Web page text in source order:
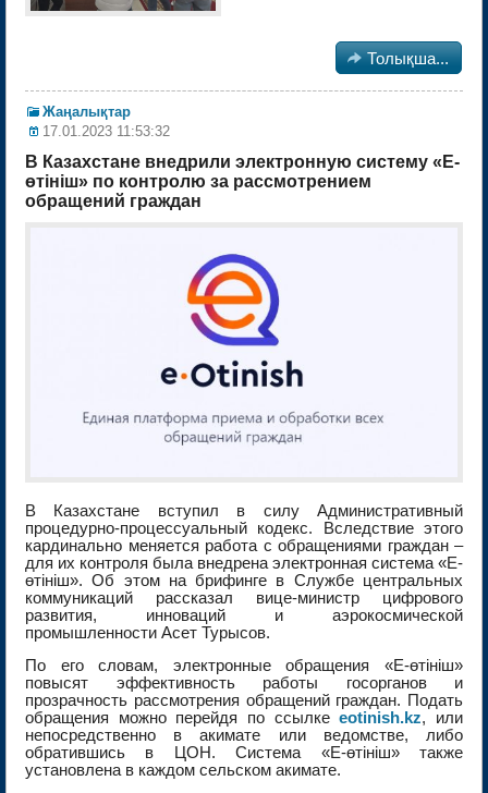
 Толықша...
Жаңалықтар
17.01.2023 11:53:32
В Казахстане внедрили электронную систему «Е-
өтініш» по контролю за рассмотрением
обращений граждан
В Казахстане вступил в силу Административный
процедурно-процессуальный кодекс. Вследствие этого
кардинально меняется работа с обращениями граждан –
для их контроля была внедрена электронная система «Е-
өтініш». Об этом на брифинге в Службе центральных
коммуникаций рассказал вице-министр цифрового
развития, инноваций и аэрокосмической
промышленности Асет Турысов.
По его словам, электронные обращения «Е-өтініш»
повысят эффективность работы госорганов и
прозрачность рассмотрения обращений граждан. Подать
обращения можно перейдя по ссылкеeotinish.kz, или
непосредственно в акимате или ведомстве, либо
обратившись в ЦОН. Система «Е-өтініш» также
установлена в каждом сельском акимате.